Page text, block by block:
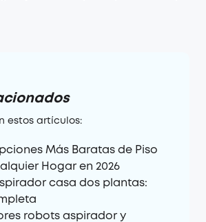
estos artículos:
Más Baratas de Piso
Hogar en 2026
casa dos plantas:
robots aspirador y